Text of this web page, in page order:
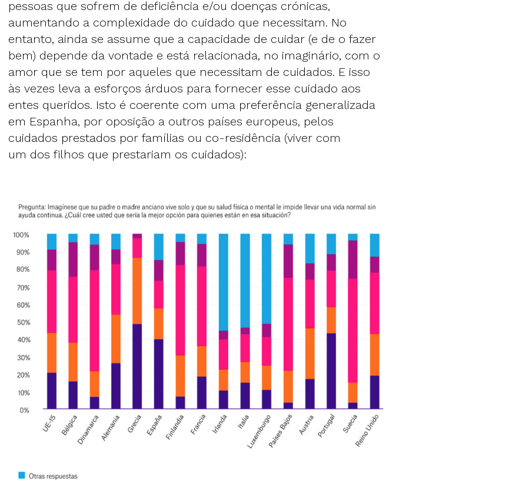
pessoas que sofrem de deficiência e/ou doenças crónicas,
aumentando a complexidade do cuidado que necessitam. No
entanto, ainda se assume que a capacidade de cuidar (e de o fazer
bem) depende da vontade e está relacionada, no imaginário, com o
amor que se tem por aqueles que necessitam de cuidados. E isso
às vezes leva a esforços árduos para fornecer esse cuidado aos
entes queridos. Isto é coerente com uma preferência generalizada
em Espanha, por oposição a outros países europeus, pelos
cuidados prestados por famílias ou co-residência (viver com
um dos filhos que prestariam os cuidados):